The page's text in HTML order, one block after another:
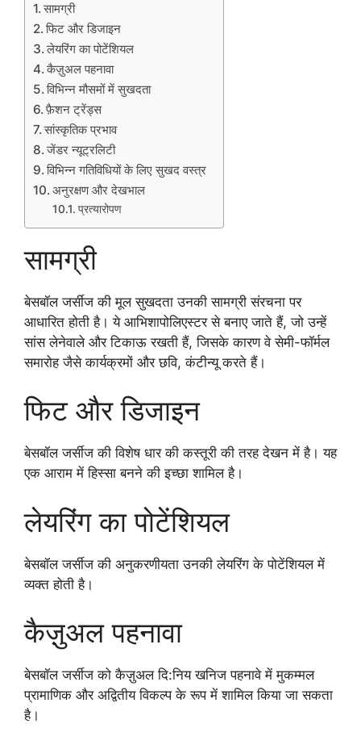
सामग्री
फिट और डिजाइन
लेयरिंग का पोटेंशियल
कैज़ुअल पहनावा
विभिन्न मौसमों में सुखदता
फ़ैशन ट्रेंड्स
सांस्कृतिक प्रभाव
जेंडर न्यूट्रलिटी
विभिन्न गतिविधियों के लिए सुखद वस्त्र
अनुरक्षण और देखभाल
प्रत्यारोपण
सामग्री
बेसबॉल जर्सीज की मूल सुखदता उनकी सामग्री संरचना पर
आधारित होती है। ये आभिशापोलिएस्टर से बनाए जाते हैं, जो उन्हें
सांस लेनेवाले और टिकाऊ रखती हैं, जिसके कारण वे सेमी-फॉर्मल
समारोह जैसे कार्यक्रमों और छवि, कंटीन्यू करते हैं।
फिट और डिजाइन
बेसबॉल जर्सीज की विशेष धार की कस्तूरी की तरह देखन में है। यह
एक आराम में हिस्सा बनने की इच्छा शामिल है।
लेयरिंग का पोटेंशियल
बेसबॉल जर्सीज की अनुकरणीयता उनकी लेयरिंग के पोटेंशियल में
व्यक्त होती है।
कैज़ुअल पहनावा
बेसबॉल जर्सीज को कैज़ुअल दि:निय खनिज पहनावे में मुकम्मल
प्रामाणिक और अद्वितीय विकल्प के रूप में शामिल किया जा सकता
है।